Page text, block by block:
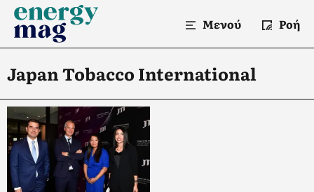
Μενού Ροή
Japan Tobacco International